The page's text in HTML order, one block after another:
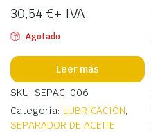
30,54 €+ IVA
Agotado
Leer más
SKU: SEPAC-006
Categoría: LUBRICACIÓN,
SEPARADOR DE ACEITE